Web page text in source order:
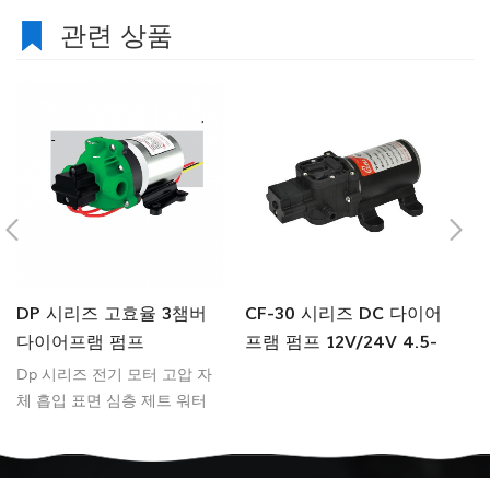
관련 상품
DP 시리즈 고효율 3챔버
다이어프램 펌프
Dp 시리즈 전기 모터 고압 자
체 흡입 표면 심층 제트 워터
CF-30 시리즈 DC 다이어
프램 펌프 12V/24V 4.5-